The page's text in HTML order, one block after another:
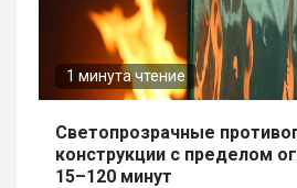
1 минута чтение
Светопрозрачные
конструкции с пределом
15–120 минут